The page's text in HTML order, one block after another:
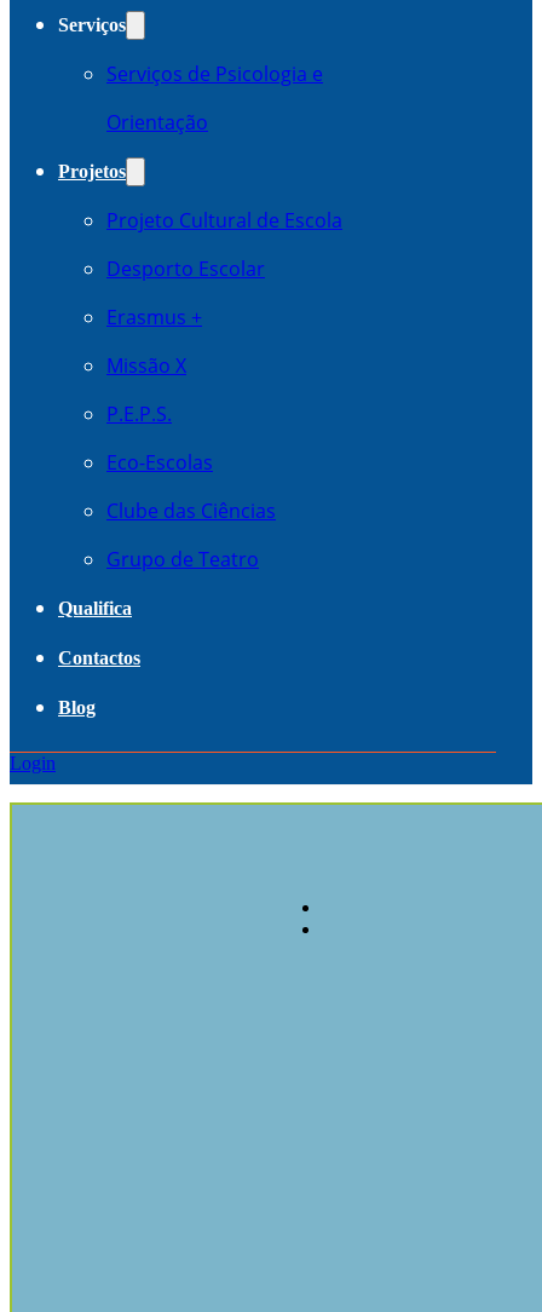
Serviços
Serviços de Psicologia e
Orientação
Projetos
Projeto Cultural de Escola
Desporto Escolar
Erasmus +
Missão X
P.E.P.S.
Eco-Escolas
Clube das Ciências
Grupo de Teatro
Qualifica
Contactos
Blog
Login